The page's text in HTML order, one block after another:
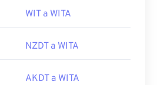
WIT a WITA
NZDT a WITA
AKDT a WITA